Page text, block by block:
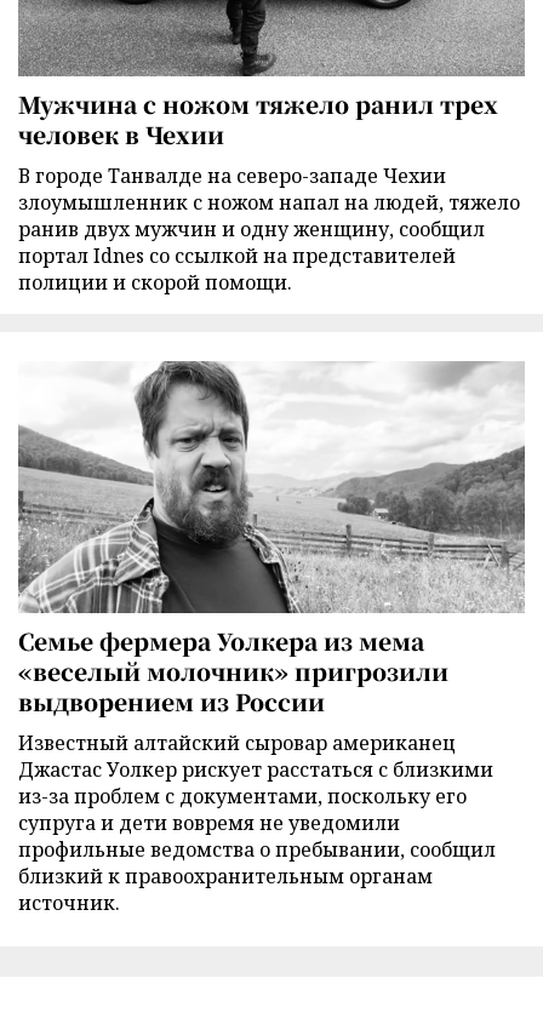
Мужчина с ножом тяжело ранил трех
человек в Чехии
В городе Танвалде на северо-западе Чехии
злоумышленник с ножом напал на людей, тяжело
ранив двух мужчин и одну женщину, сообщил
портал Idnes со ссылкой на представителей
полиции и скорой помощи.
Семье фермера Уолкера из мема
«веселый молочник» пригрозили
выдворением из России
Известный алтайский сыровар американец
Джастас Уолкер рискует расстаться с близкими
из-за проблем с документами, поскольку его
супруга и дети вовремя не уведомили
профильные ведомства о пребывании, сообщил
близкий к правоохранительным органам
источник.